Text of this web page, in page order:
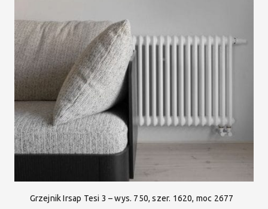
Grzejnik Irsap Tesi 3 – wys. 750, szer. 1620, moc 2677